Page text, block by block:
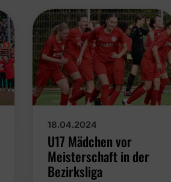
18.04.2024
U17 Mädchen vor
Meisterschaft in der
Bezirksliga